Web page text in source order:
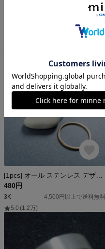
⚭三日月❚みかづき☽↟𖥍‎܀ 𖣰silver model↟𖥍‎܀｜ペアリング 2本セット ｜ SV925＋プラチナコート強化仕様可 ｜ 結婚指輪 代用 ｜絵と指輪と。atelierꕤtuno
🌓🌔🌕🌖🌗ꕤtuno
480円
3K
4,500円以上で送料無料
5.0 (1.2万)